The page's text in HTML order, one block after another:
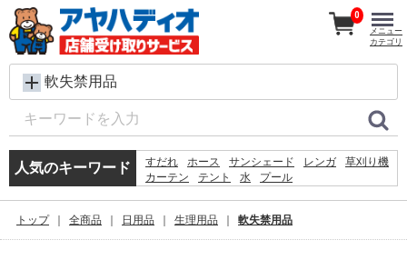
軟失禁用品
人気のキーワード すだれ ホース サンシェード レンガ
草刈り機
カーテン
テント 水
プール
踏み台
扇風機 ラティス 物置
0
メニュー
カテゴリ
トップ 全商品 日用品 生理用品 軟失禁用品